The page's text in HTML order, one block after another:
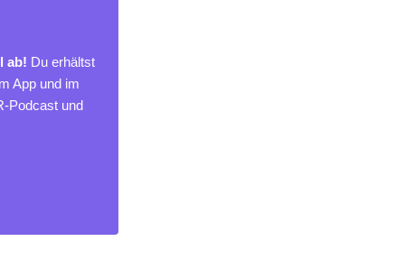
ab! Du erhältst
App und im
Podcast und